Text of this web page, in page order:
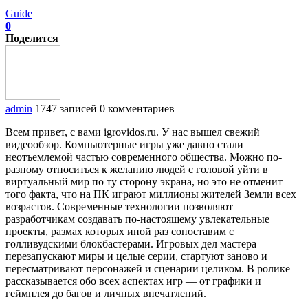
Guide
0
Поделится
admin 1747 записей 0 комментариев
Всем привет, с вами igrovidos.ru. У нас вышел свежий
видеообзор. Компьютерные игры уже давно стали
неотъемлемой частью современного общества. Можно по-
разному относиться к желанию людей с головой уйти в
виртуальный мир по ту сторону экрана, но это не отменит
того факта, что на ПК играют миллионы жителей Земли всех
возрастов. Современные технологии позволяют
разработчикам создавать по-настоящему увлекательные
проекты, размах которых иной раз сопоставим с
голливудскими блокбастерами. Игровых дел мастера
перезапускают миры и целые серии, стартуют заново и
пересматривают персонажей и сценарии целиком. В ролике
рассказывается обо всех аспектах игр — от графики и
геймплея до багов и личных впечатлений.